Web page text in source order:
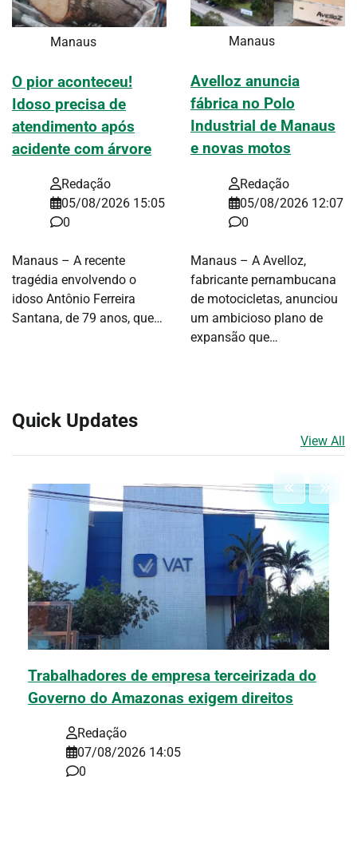
Manaus
O pior aconteceu!
Idoso precisa de
atendimento após
acidente com árvore
Redação
05/08/2026 15:05
0
Manaus – A recente
tragédia envolvendo o
idoso Antônio Ferreira
Santana, de 79 anos, que…
Manaus
Avelloz anuncia
fábrica no Polo
Industrial de Manaus
e novas motos
Redação
05/08/2026 12:07
0
Manaus – A Avelloz,
fabricante pernambucana
de motocicletas, anunciou
um ambicioso plano de
expansão que…
Quick Updates
View All
Trabalhadores de empresa terceirizada do
Governo do Amazonas exigem direitos
Redação
07/08/2026 14:05
0